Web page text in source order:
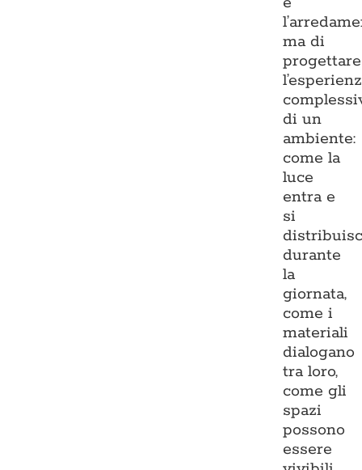
ma di
progettare
di un
ambiente:
come la
luce
entra e
si
durante
la
giornata,
come i
materiali
dialogano
tra loro,
come gli
spazi
possono
essere